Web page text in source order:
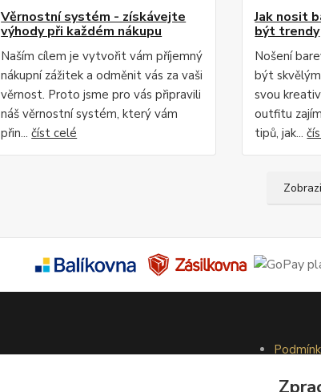
Věrnostní systém - získávejte
výhody při každém nákupu
Naším cílem je vytvořit vám příjemný
nákupní zážitek a odměnit vás za vaši
věrnost. Proto jsme pro vás připravili
náš věrnostní systém, který vám
přin...číst celé
Jak nosit
být trendy
Nošení
být
svou
outfitu
tipů, jak...